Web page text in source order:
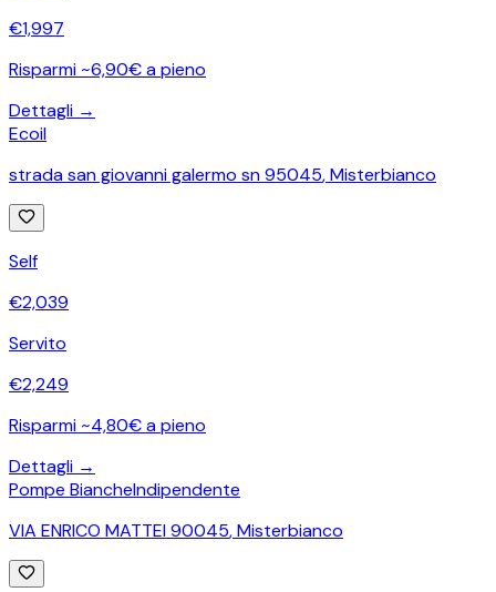
€1,997
Risparmi ~6,90€ a pieno
Dettagli →
Ecoil
strada san giovanni galermo sn 95045,Misterbianco
Self
€2,039
Servito
€2,249
Risparmi ~4,80€ a pieno
Dettagli →
Pompe BiancheIndipendente
VIA ENRICO MATTEI 90045,Misterbianco